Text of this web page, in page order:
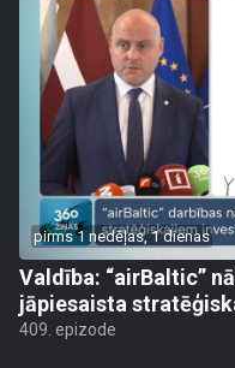
pirms 1 nedēļas, 1 dienas
Valdība: “airBaltic”
jāpiesaista
409. epizode